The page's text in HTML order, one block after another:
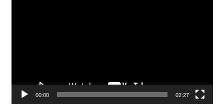
00:00 02:27